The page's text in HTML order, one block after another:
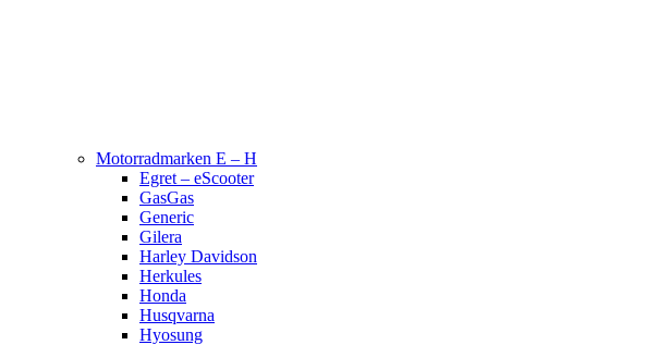
Motorradmarken E – H
Egret – eScooter
GasGas
Generic
Gilera
Harley Davidson
Herkules
Honda
Husqvarna
Hyosung